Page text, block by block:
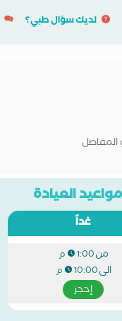
لديك سؤال طبي؟
مواعيد العيادة
غداً
من1:00 م
الى10:00 م
إحجز